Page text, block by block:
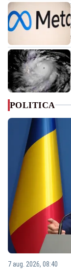
POLITICA
7 aug. 2026, 08:40